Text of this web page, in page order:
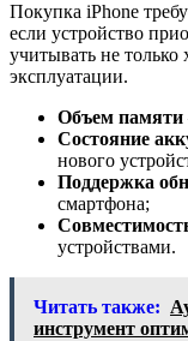
Покупка iPhone
если устройство
учитывать не только
эксплуатации.
Объем памяти
Состояние
нового
Поддержка
смартфона;
устройствами.
Читать также:
инструмент